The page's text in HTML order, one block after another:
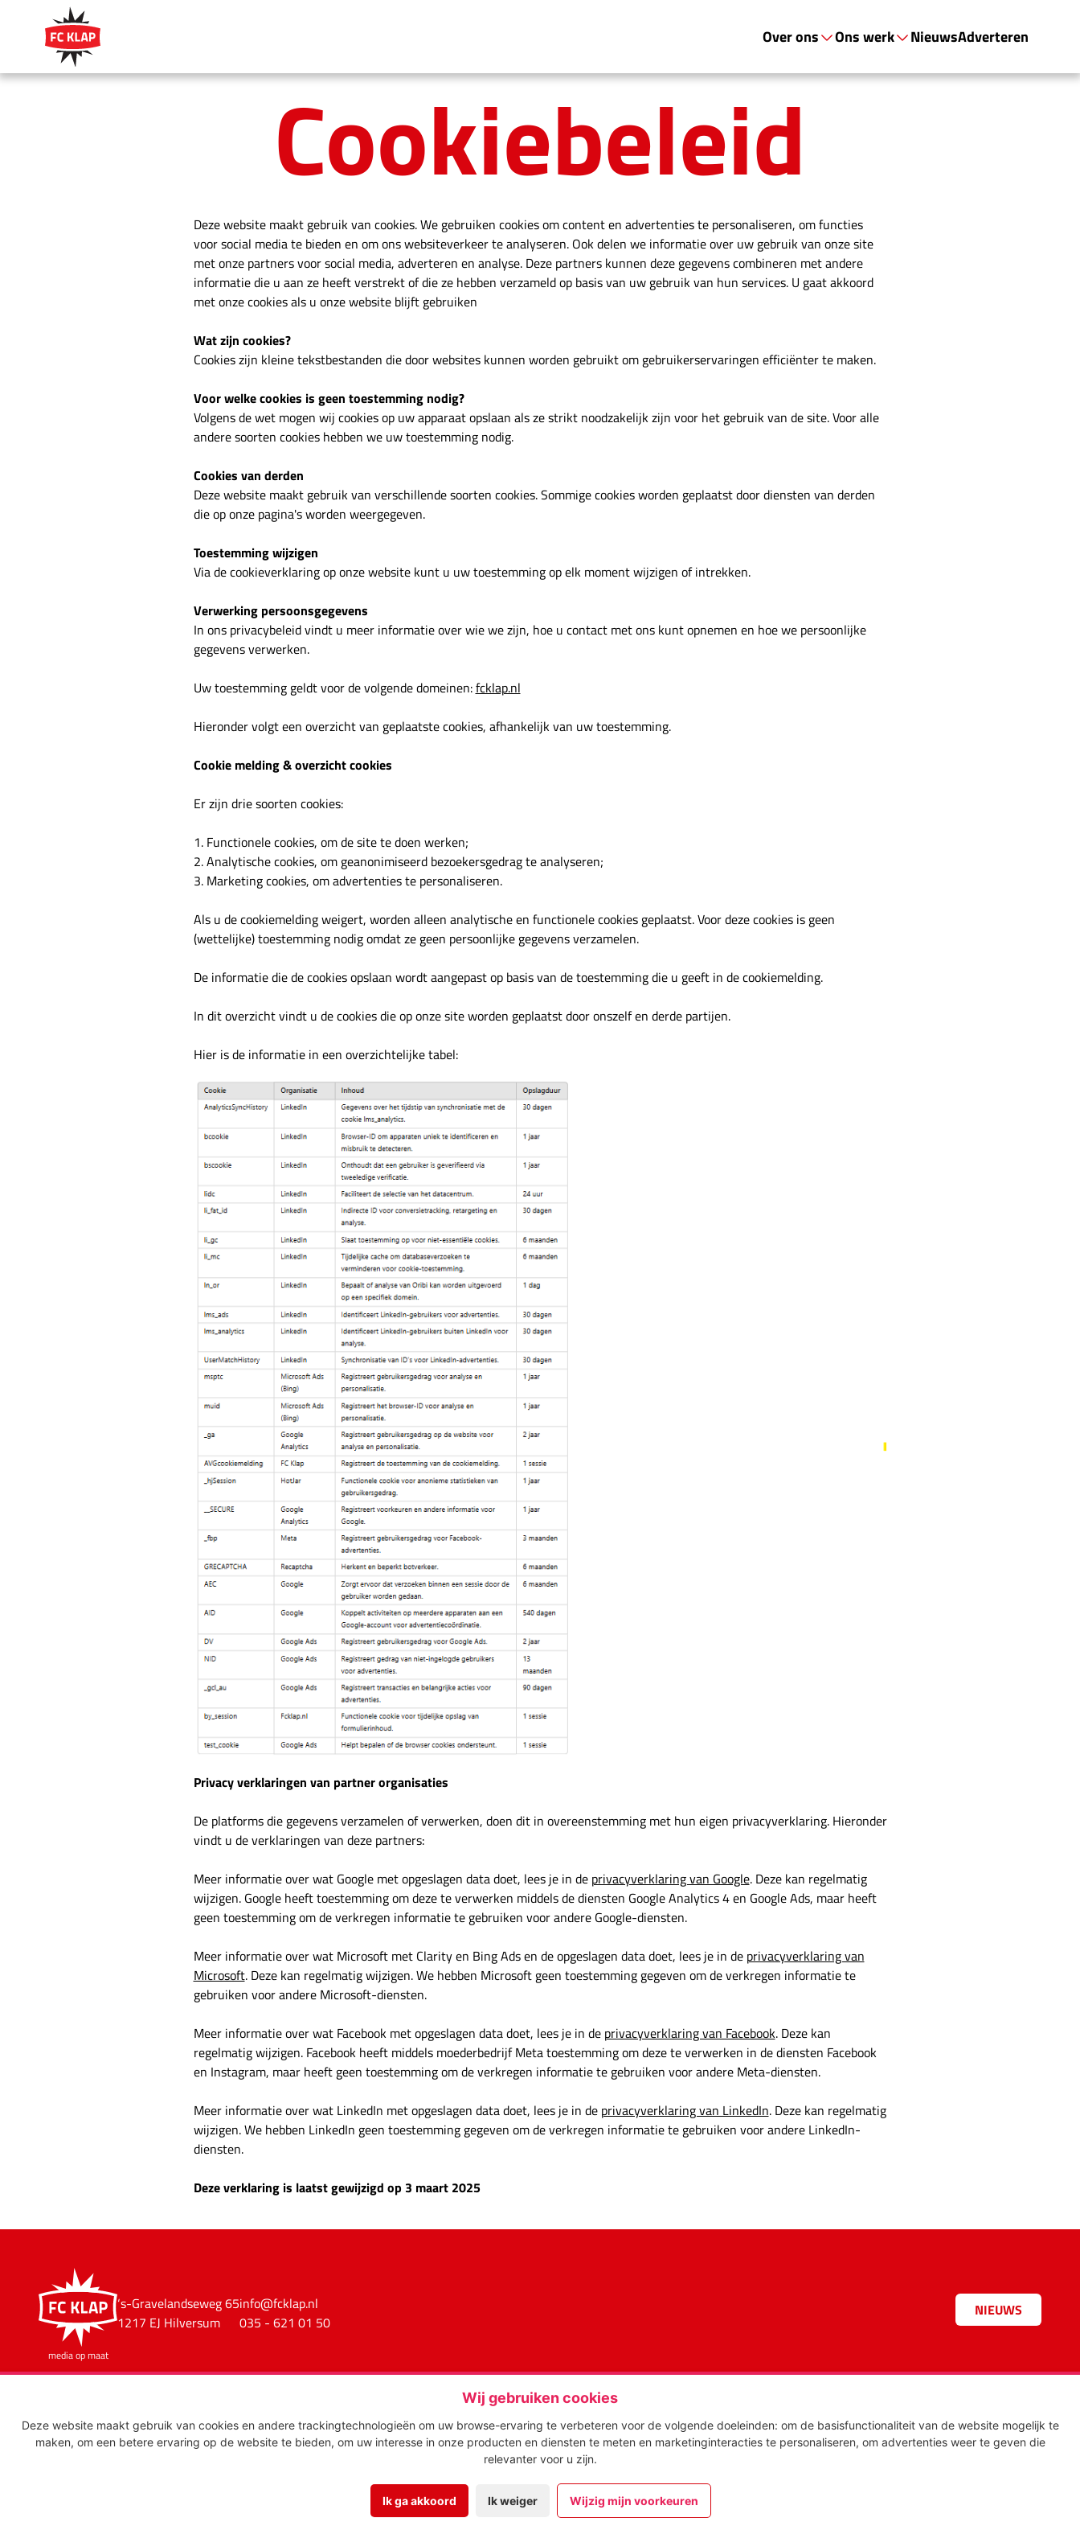
Wij gebruiken cookies
Deze website maakt gebruik van cookies en andere trackingtechnologieën om uw browse-ervaring te verbeteren voor de volgende doeleinden: om de basisfunctionaliteit van de website mogelijk te
maken, om een betere ervaring op de website te bieden, om uw interesse in onze producten en diensten te meten en marketinginteracties te personaliseren, om advertenties weer te geven die
relevanter voor u zijn.
Ik ga akkoord Ik weiger Wijzig mijn voorkeuren
Over ons Ons werk NieuwsAdverteren
Cookiebeleid
Deze website maakt gebruik van cookies. We gebruiken cookies om content en advertenties te personaliseren, om functies
voor social media te bieden en om ons websiteverkeer te analyseren. Ook delen we informatie over uw gebruik van onze site
met onze partners voor social media, adverteren en analyse. Deze partners kunnen deze gegevens combineren met andere
informatie die u aan ze heeft verstrekt of die ze hebben verzameld op basis van uw gebruik van hun services. U gaat akkoord
met onze cookies als u onze website blijft gebruiken
Wat zijn cookies?
Cookies zijn kleine tekstbestanden die door websites kunnen worden gebruikt om gebruikerservaringen efficiënter te maken.
Voor welke cookies is geen toestemming nodig?
Volgens de wet mogen wij cookies op uw apparaat opslaan als ze strikt noodzakelijk zijn voor het gebruik van de site. Voor alle
andere soorten cookies hebben we uw toestemming nodig.
Cookies van derden
Deze website maakt gebruik van verschillende soorten cookies. Sommige cookies worden geplaatst door diensten van derden
die op onze pagina's worden weergegeven.
Toestemming wijzigen
Via de cookieverklaring op onze website kunt u uw toestemming op elk moment wijzigen of intrekken.
Verwerking persoonsgegevens
In ons privacybeleid vindt u meer informatie over wie we zijn, hoe u contact met ons kunt opnemen en hoe we persoonlijke
gegevens verwerken.
Uw toestemming geldt voor de volgende domeinen:fcklap.nl
Hieronder volgt een overzicht van geplaatste cookies, afhankelijk van uw toestemming.
Cookie melding & overzicht cookies
Er zijn drie soorten cookies:
1. Functionele cookies, om de site te doen werken;
2. Analytische cookies, om geanonimiseerd bezoekersgedrag te analyseren;
3. Marketing cookies, om advertenties te personaliseren.
Als u de cookiemelding weigert, worden alleen analytische en functionele cookies geplaatst. Voor deze cookies is geen
(wettelijke) toestemming nodig omdat ze geen persoonlijke gegevens verzamelen.
De informatie die de cookies opslaan wordt aangepast op basis van de toestemming die u geeft in de cookiemelding.
In dit overzicht vindt u de cookies die op onze site worden geplaatst door onszelf en derde partijen.
Hier is de informatie in een overzichtelijke tabel:
Privacy verklaringen van partner organisaties
De platforms die gegevens verzamelen of verwerken, doen dit in overeenstemming met hun eigen privacyverklaring. Hieronder
vindt u de verklaringen van deze partners:
Meer informatie over wat Google met opgeslagen data doet, lees je in de privacyverklaring van Google. Deze kan regelmatig
wijzigen. Google heeft toestemming om deze te verwerken middels de diensten Google Analytics 4 en Google Ads, maar heeft
geen toestemming om de verkregen informatie te gebruiken voor andere Google-diensten.
Meer informatie over wat Microsoft met Clarity en Bing Ads en de opgeslagen data doet, lees je in de privacyverklaring van
Microsoft. Deze kan regelmatig wijzigen. We hebben Microsoft geen toestemming gegeven om de verkregen informatie te
gebruiken voor andere Microsoft-diensten.
Meer informatie over wat Facebook met opgeslagen data doet, lees je in de privacyverklaring van Facebook. Deze kan
regelmatig wijzigen. Facebook heeft middels moederbedrijf Meta toestemming om deze te verwerken in de diensten Facebook
en Instagram, maar heeft geen toestemming om de verkregen informatie te gebruiken voor andere Meta-diensten.
Meer informatie over wat LinkedIn met opgeslagen data doet, lees je in de privacyverklaring van LinkedIn. Deze kan regelmatig
wijzigen. We hebben LinkedIn geen toestemming gegeven om de verkregen informatie te gebruiken voor andere LinkedIn-
diensten.
Deze verklaring is laatst gewijzigd op 3 maart 2025
media op maat
FC Klap
‘s-Gravelandseweg 65
1217 EJ Hilversum
info@fcklap.nl
035 - 621 01 50
NIEUWS
ONLINE MARKETING / MANAGEMENT